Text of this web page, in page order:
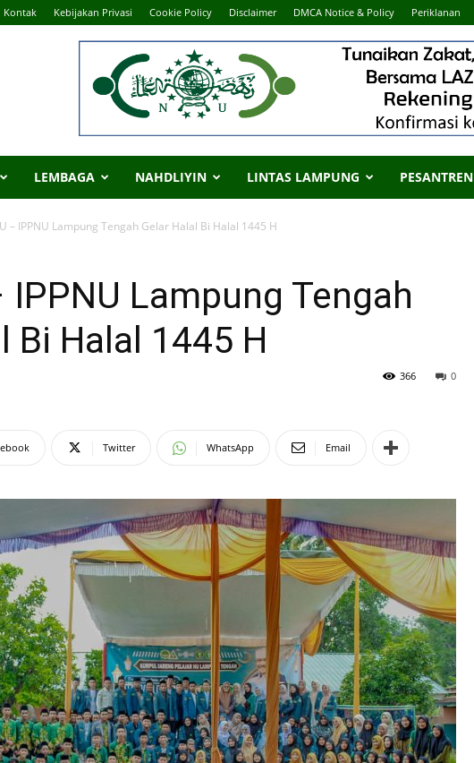
Kontak Kebijakan Privasi Cookie Policy Disclaimer DMCA Notice & Policy Periklanan
LEMBAGA NAHDLIYIN LINTAS LAMPUNG PESANTREN
– IPPNU Lampung Tengah Gelar Halal Bi Halal 1445 H
IPPNU Lampung Tengah
Bi Halal 1445 H
0
366
Twitter WhatsApp Email